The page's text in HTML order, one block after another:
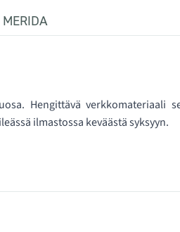
MERIDA
Hengittävä verkkomateriaali
ilmastossa keväästä syksyyn.